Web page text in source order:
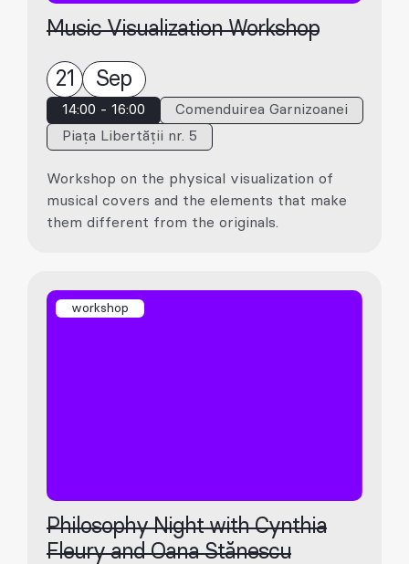
Music Visualization Workshop
21 Sep
14:00 - 16:00
Comenduirea Garnizoanei
Piața Libertății nr. 5
Workshop on the physical visualization of
musical covers and the elements that make
them different from the originals.
workshop
Philosophy Night with Cynthia
Fleury and Oana Stănescu